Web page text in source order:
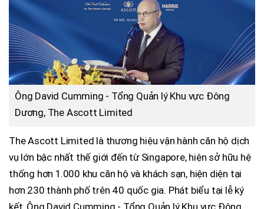
Ông David Cumming - Tổng Quản lý Khu vực Đông
Dương, The Ascott Limited
The Ascott Limited là thương hiệu vận hành căn hộ dịch
vụ lớn bậc nhất thế giới đến từ Singapore, hiện sở hữu hệ
thống hơn 1.000 khu căn hộ và khách sạn, hiện diện tại
hơn 230 thành phố trên 40 quốc gia. Phát biểu tại lễ ký